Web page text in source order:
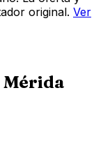
original. Ver
Mérida